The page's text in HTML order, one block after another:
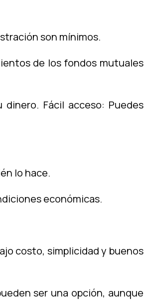
son mínimos.
de los fondos mutuales
Fácil acceso: Puedes
lo hace.
económicas.
costo, simplicidad y buenos
ser una opción, aunque